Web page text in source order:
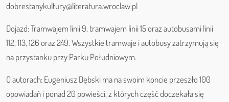
dobrestanykultury@literatura.wroclaw.pl
Dojazd: Tramwajem linii 9, tramwajem linii 15 oraz autobusami linii
112, 113, 126 oraz 249. Wszystkie tramwaje i autobusy zatrzymują się
na przystanku przy Parku Południowym.
O autorach: Eugeniusz Dębski ma na swoim koncie przeszło 100
opowiadań i ponad 20 powieści, z których część doczekała się